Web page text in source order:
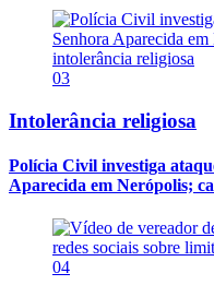
03
Intolerância religiosa
Polícia Civil investiga
Aparecida em Nerópolis;
04